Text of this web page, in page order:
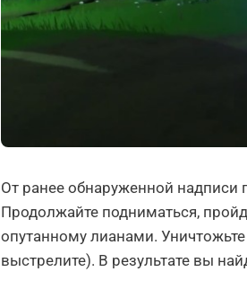
От ранее обнаруженной надписи
Продолжайте подниматься,
опутанному лианами.
выстрелите). В результате вы